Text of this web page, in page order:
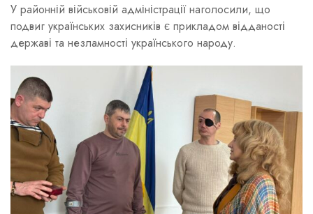
У районній військовій адміністрації наголосили, що
подвиг українських захисників є прикладом відданості
державі та незламності українського народу.